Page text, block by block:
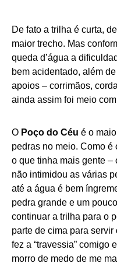
De fato a trilha é curta,
maior trecho. Mas
queda d’água a
bem acidentado, além
apoios – corrimãos,
ainda assim foi meio
O Poço do Céu é o
pedras no meio. Como é
o que tinha mais gente –
não intimidou as várias
até a água é bem
pedra grande e um
continuar a trilha para o
parte de cima para
fez a “travessia” comigo
morro de medo de me